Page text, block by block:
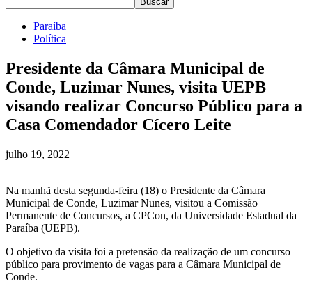
Paraíba
Política
Presidente da Câmara Municipal de
Conde, Luzimar Nunes, visita UEPB
visando realizar Concurso Público para a
Casa Comendador Cícero Leite
julho 19, 2022
Na manhã desta segunda-feira (18) o Presidente da Câmara
Municipal de Conde, Luzimar Nunes, visitou a Comissão
Permanente de Concursos, a CPCon, da Universidade Estadual da
Paraíba (UEPB).
O objetivo da visita foi a pretensão da realização de um concurso
público para provimento de vagas para a Câmara Municipal de
Conde.